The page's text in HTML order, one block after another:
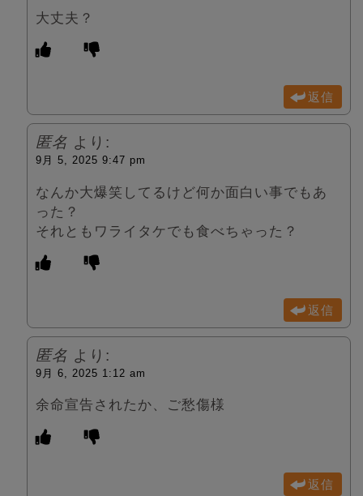
大丈夫？
返信
匿名 より:
9月 5, 2025 9:47 pm
なんか大爆笑してるけど何か面白い事でもあ
った？
それともワライタケでも食べちゃった？
返信
匿名 より:
9月 6, 2025 1:12 am
余命宣告されたか、ご愁傷様
返信